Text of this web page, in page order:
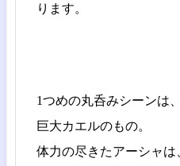
ります。
1つめの丸呑みシーンは、
巨大カエルのもの。
体力の尽きたアーシャ